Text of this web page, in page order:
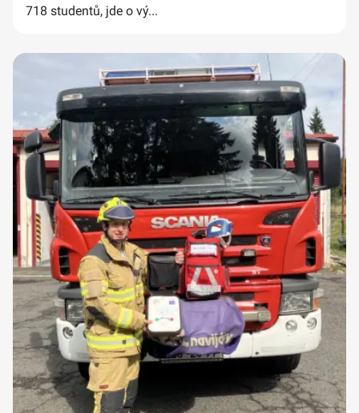
718 studentů, jde o vý...